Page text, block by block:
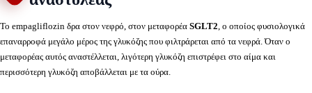
Το empagliflozin δρα στον νεφρό, στον μεταφορέα SGLT2, ο οποίος φυσιολογικά
επαναρροφά μεγάλο μέρος της γλυκόζης που φιλτράρεται από τα νεφρά. Όταν ο
μεταφορέας αυτός αναστέλλεται, λιγότερη γλυκόζη επιστρέφει στο αίμα και
περισσότερη γλυκόζη αποβάλλεται με τα ούρα.